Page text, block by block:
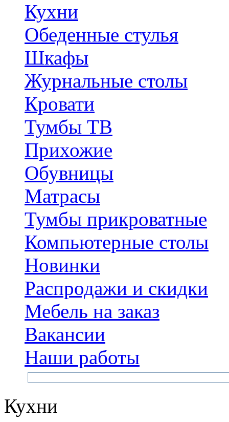
Кухни
Обеденные стулья
Шкафы
Журнальные столы
Кровати
Тумбы ТВ
Прихожие
Обувницы
Матрасы
Тумбы прикроватные
Компьютерные столы
Новинки
Распродажи и скидки
Мебель на заказ
Вакансии
Наши работы
Кухни